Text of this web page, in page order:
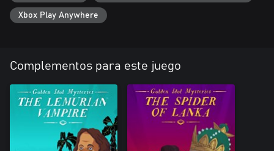
Xbox Play Anywhere
Complementos para este juego